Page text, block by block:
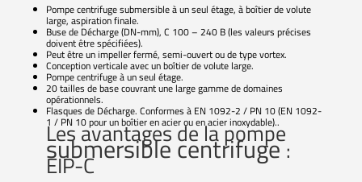
Pompe centrifuge submersible à un seul étage, à boîtier de volute
large, aspiration finale.
Buse de Décharge (DN-mm), C 100 – 240 B (les valeurs précises
doivent être spécifiées).
Peut être un impeller fermé, semi-ouvert ou de type vortex.
Conception verticale avec un boîtier de volute large.
Pompe centrifuge à un seul étage.
20 tailles de base couvrant une large gamme de domaines
opérationnels.
Flasques de Décharge. Conformes à EN 1092-2 / PN 10 (EN 1092-
1 / PN 10 pour un boîtier en acier ou en acier inoxydable)..
Les avantages de la pompe
submersible centrifuge:
EIP-C